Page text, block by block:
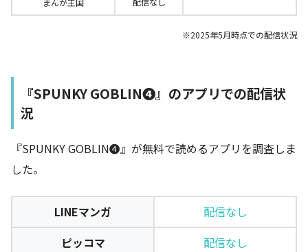
※2025年5月時点での配信状況
『SPUNKY GOBLIN❹』のアプリでの配信状
況
『SPUNKY GOBLIN❹』が無料で読めるアプリを調査しま
した。
LINEマンガ
配信なし
ピッコマ
配信なし